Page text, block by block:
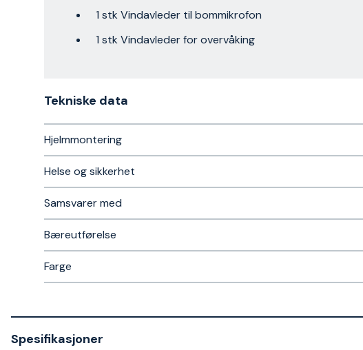
1 stk Vindavleder til bommikrofon
1 stk Vindavleder for overvåking
Tekniske data​
Hjelmmontering
Helse og sikkerhet
Samsvarer med
Bæreutførelse
Farge
Spesifikasjoner